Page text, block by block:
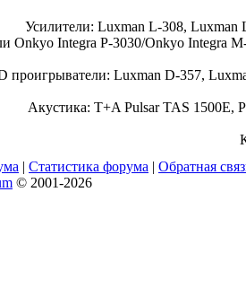
Усилители: Luxman L-308, Luxman
Onkyo Integra P-3030/Onkyo Integra
проигрыватели: Luxman D-357,
Акустика: T+A Pulsar TAS 1500E,
| Статистика форума | Обратная
© 2001-2026